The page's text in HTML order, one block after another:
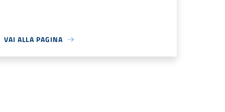
VAI ALLA PAGINA